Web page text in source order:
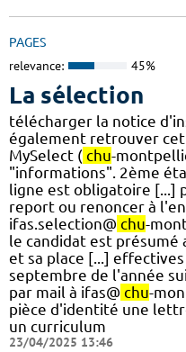
PAGES
relevance: 45%
La sélection
télécharger la notice
également retrouver
MySelect ( chu-
"informations". 2ème
ligne est obligatoire [...]
report ou renoncer à
ifas.selection@ chu-
le candidat est présumé
et sa place [...]
septembre de l'année
par mail à ifas@ chu-
pièce d'identité une
un curriculum
23/04/2025 13:46